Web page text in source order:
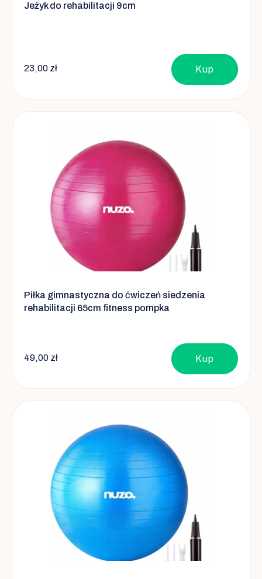
Jeżyk do rehabilitacji 9cm
23,00 zł Kup
Piłka gimnastyczna do ćwiczeń siedzenia
rehabilitacji 65cm fitness pompka
49,00 zł Kup